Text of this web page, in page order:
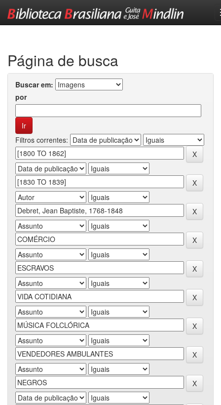
Página de busca
Buscar em:
por
Filtros correntes: